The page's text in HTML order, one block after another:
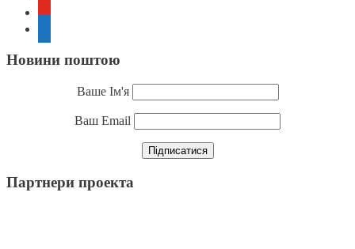
Новини поштою
Ваше Ім'я
Ваш Email
Партнери проекта